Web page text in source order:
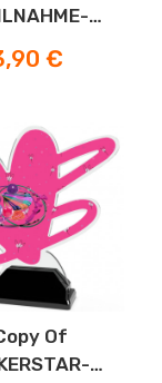
€
Of